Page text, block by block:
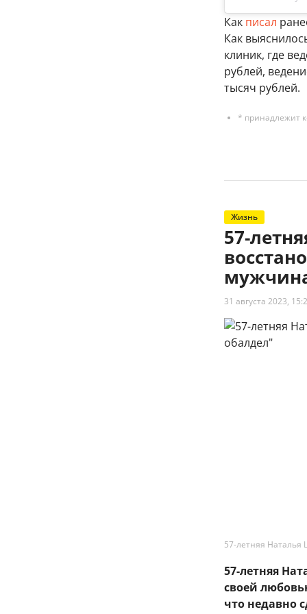
Как писал
Как
клиник, где
рублей,
тысяч рублей.
* принадлежит
Жизнь
57-
31 августа 2023,
57-летняя
57-летняя
своей
что недавно